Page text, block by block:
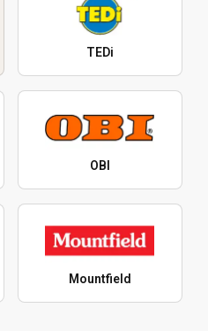
TEDi
OBI
Mountfield